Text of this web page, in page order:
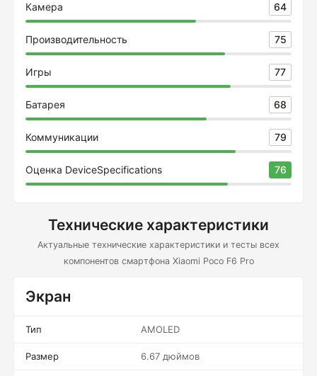
Камера 64
Производительность 75
Игры 77
Батарея 68
Коммуникации 79
Оценка DeviceSpecifications 76
Технические характеристики
Актуальные технические характеристики и тесты всех
компонентов смартфона Xiaomi Poco F6 Pro
Экран
Тип AMOLED
Размер 6.67 дюймов